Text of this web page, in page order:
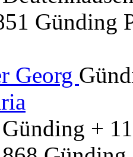
Günding
Georg
+